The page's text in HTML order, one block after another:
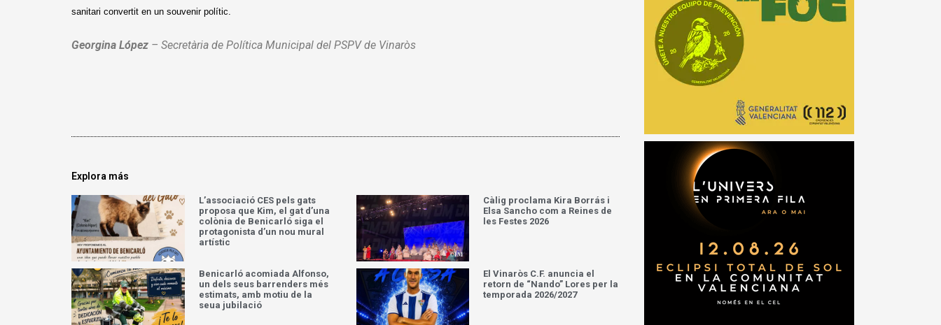
sanitari convertit en un souvenir polític.
Georgina López – Secretària de Política Municipal del PSPV de Vinaròs
Explora más
L’associació CES pels gats
proposa que Kim, el gat d’una
colònia de Benicarló siga el
protagonista d’un nou mural
artístic
Càlig proclama Kira Borrás i
Elsa Sancho com a Reines de
les Festes 2026
Benicarló acomiada Alfonso,
un dels seus barrenders més
estimats, amb motiu de la
seua jubilació
El Vinaròs C.F. anuncia el
retorn de “Nando” Lores per la
temporada 2026/2027